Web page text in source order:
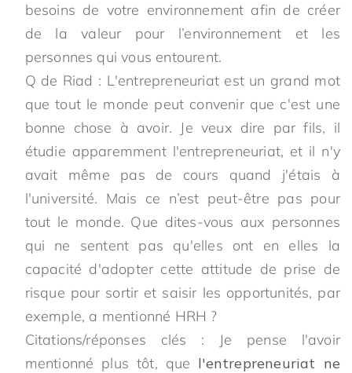
besoins de votre environnement afin de créer
de la valeur pour l’environnement et les
personnes qui vous entourent.
Q de Riad : L'entrepreneuriat est un grand mot
que tout le monde peut convenir que c'est une
bonne chose à avoir. Je veux dire par fils, il
étudie apparemment l'entrepreneuriat, et il n'y
avait même pas de cours quand j'étais à
l'université. Mais ce n’est peut-être pas pour
tout le monde. Que dites-vous aux personnes
qui ne sentent pas qu'elles ont en elles la
capacité d'adopter cette attitude de prise de
risque pour sortir et saisir les opportunités, par
exemple, a mentionné HRH ?
Citations/réponses clés : Je pense l'avoir
mentionné plus tôt, que l'entrepreneuriat ne